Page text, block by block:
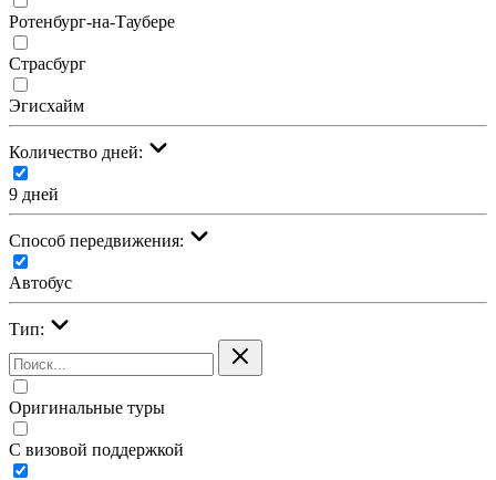
Ротенбург-на-Таубере
Страсбург
Эгисхайм
Количество дней:
9 дней
Cпособ передвижения:
Автобус
Тип:
Оригинальные туры
С визовой поддержкой